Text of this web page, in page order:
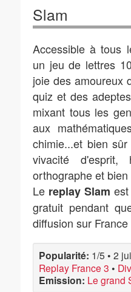
Slam
Accessible à tous
un jeu de lettres
joie des amoureux
quiz et des
mixant tous les
aux
chimie...et bien
vivacité d'esprit,
orthographe et
Le replay Slam
gratuit pendant
diffusion sur France
Popularité: 1/5 • 2
Replay France 3 •
Emission: Le grand